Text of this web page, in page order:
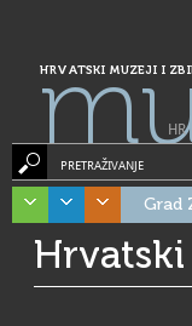
HRVATSKI MUZEJI I
HR|
PRETRAŽIVANJE
Grad